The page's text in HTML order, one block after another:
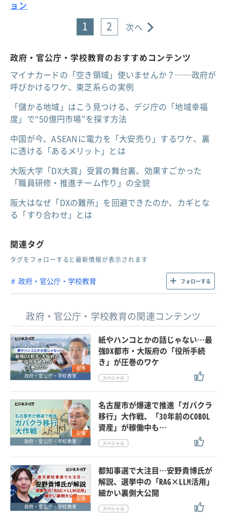
ョン
1 2 次へ
政府・官公庁・学校教育のおすすめコンテンツ
マイナカードの「空き領域」使いませんか？──政府が
呼びかけるワケ、東芝系らの実例
「儲かる地域」はこう見つける、デジ庁の「地域幸福
度」で“50億円市場”を探す方法
中国が今、ASEANに電力を「大安売り」するワケ、裏
に透ける「あるメリット」とは
大阪大学「DX大賞」受賞の舞台裏、効果すごかった
「職員研修・推進チーム作り」の全貌
阪大はなぜ「DXの難所」を回避できたのか、カギとな
る「すり合わせ」とは
関連タグ
タグをフォローすると最新情報が表示されます
政府・官公庁・学校教育 フォローする
政府・官公庁・学校教育の関連コンテンツ
記事
政府・官公庁・学校教育
紙やハンコとかの話じゃない…最
強DX都市・大阪府の「役所手続
き」が圧巻のワケ
記事
政府・官公庁・学校教育
名古屋市が爆速で推進「ガバクラ
移行」大作戦、「30年前のCOBOL
資産」が稼働中も…
記事
政府・官公庁・学校教育
都知事選で大注目…安野貴博氏が
解説、選挙中の「RAG×LLM活用」
細かい裏側大公開